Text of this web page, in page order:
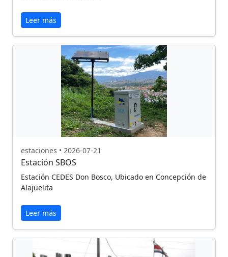
Leer más
estaciones • 2026-07-21
Estación SBOS
Estación CEDES Don Bosco, Ubicado en Concepción de
Alajuelita
Leer más